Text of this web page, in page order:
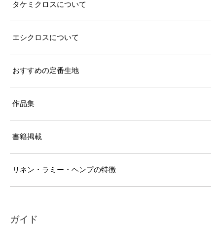
タケミクロスについて
エシクロスについて
おすすめの定番生地
作品集
書籍掲載
リネン・ラミー・ヘンプの特徴
ガイド